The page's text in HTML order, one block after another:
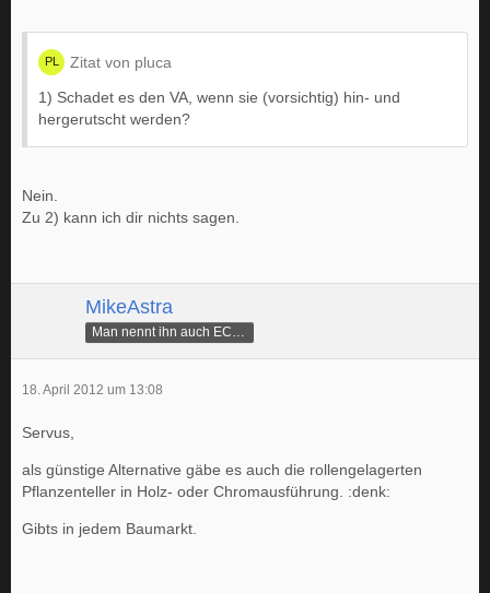
Zitat von pluca
1) Schadet es den VA, wenn sie (vorsichtig) hin- und
hergerutscht werden?
Nein.
Zu 2) kann ich dir nichts sagen.
MikeAstra
18. April 2012 um 13:08
Servus,
als günstige Alternative gäbe es auch die rollengelagerten
Pflanzenteller in Holz- oder Chromausführung. :denk:
Gibts in jedem Baumarkt.